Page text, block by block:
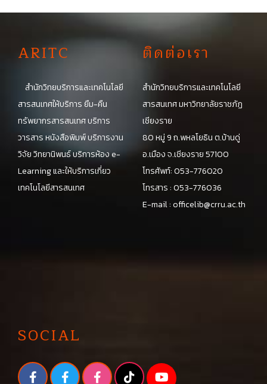
ARITC
สำนักวิทยบริการและเทคโนโลยี
สารสนเทศให้บริการ ยืม-คืน
ทรัพยากรสารสนเทศ บริการ
วารสาร หนังสือพิมพ์ บริการงาน
วิจัย วิทยานิพนธ์ บริการห้อง e-
Learning และให้บริการเกี่ยว
เทคโนโลยีสารสนเทศ
ติดต่อเรา
สำนักวิทยบริการและเทคโนโลยี
สารสนเทศ มหาวิทยาลัยราชภัฏ
เชียงราย
80 หมู่ 9 ถ.พหลโยธิน ต.บ้านดู่
อ.เมือง จ.เชียงราย 57100
โทรศัพท์: 053-776020
โทรสาร : 053-776036
E-mail :officelib@crru.ac.th
SOCIAL